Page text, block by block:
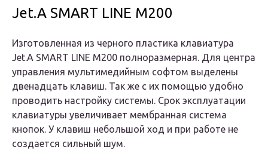
Jet.A SMART LINE M200
Изготовленная из черного пластика клавиатура
Jet.A SMART LINE M200 полноразмерная. Для центра
управления мультимедийным софтом выделены
двенадцать клавиш. Так же с их помощью удобно
проводить настройку системы. Срок эксплуатации
клавиатуры увеличивает мембранная система
кнопок. У клавиш небольшой ход и при работе не
создается сильный шум.